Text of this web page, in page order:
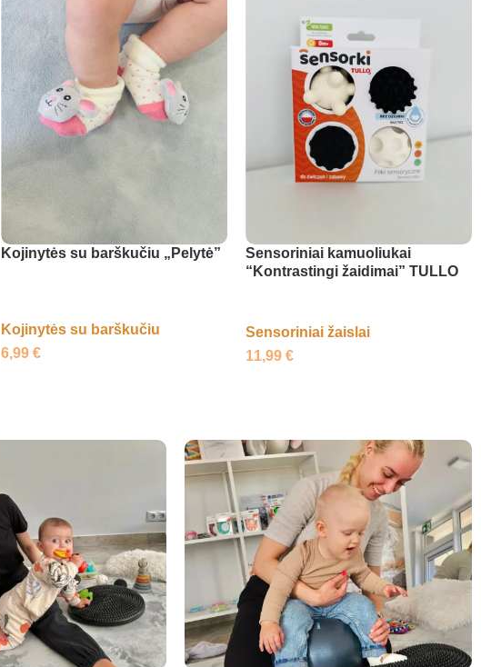
Kojinytės su barškučiu „Pelytė”
Kojinytės su barškučiu
6,99€
Sensoriniai kamuoliukai
“Kontrastingi žaidimai” TULLO
Sensoriniai žaislai
11,99€